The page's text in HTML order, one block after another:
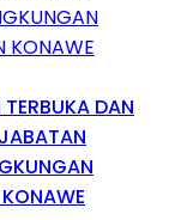
DAN